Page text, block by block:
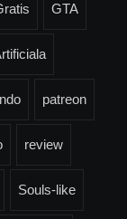
GTA
patreon
review
Souls-like